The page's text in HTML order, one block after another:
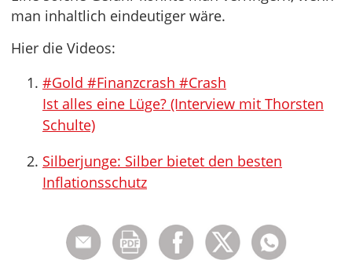
man inhaltlich eindeutiger wäre.
Hier die Videos:
#Gold #Finanzcrash #Crash
Ist alles eine Lüge? (Interview mit Thorsten
Schulte)
Silberjunge: Silber bietet den besten
Inflationsschutz